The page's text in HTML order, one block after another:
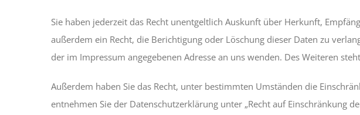
Sie haben jederzeit das Recht unentgeltlich Auskunft über Herkunft,
außerdem ein Recht, die Berichtigung oder Löschung dieser Daten zu
der im Impressum angegebenen Adresse an uns wenden. Des Weiteren
Außerdem haben Sie das Recht, unter bestimmten Umständen die
entnehmen Sie der Datenschutzerklärung unter „Recht auf Einschränkung